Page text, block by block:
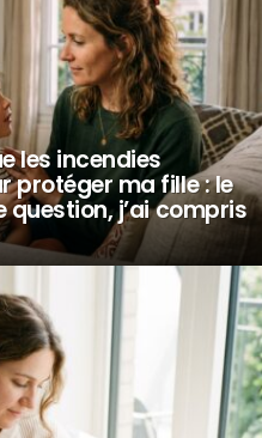
les incendies
protéger ma fille : le
question, j’ai compris